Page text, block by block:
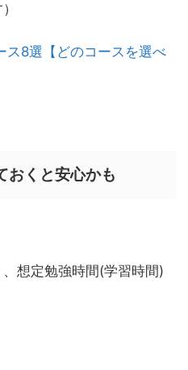
ス8選【どのコースを選べ
おくと安心かも
想定勉強時間(学習時間)